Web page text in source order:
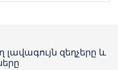
լավագույն զեղչերը և